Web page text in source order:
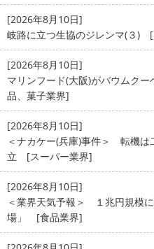
[2026年8月10日]
岐路に立つ生協のジレンマ(３)
[2026年8月10日]
マリンフード(大阪)がバウムク
品、菓子業界]
[2026年8月10日]
＜ナカケー(兵庫)事件＞ 転機は
立 [スーパー業界]
[2026年8月10日]
＜業界天気予報＞ １兆円規模
場」 [食品業界]